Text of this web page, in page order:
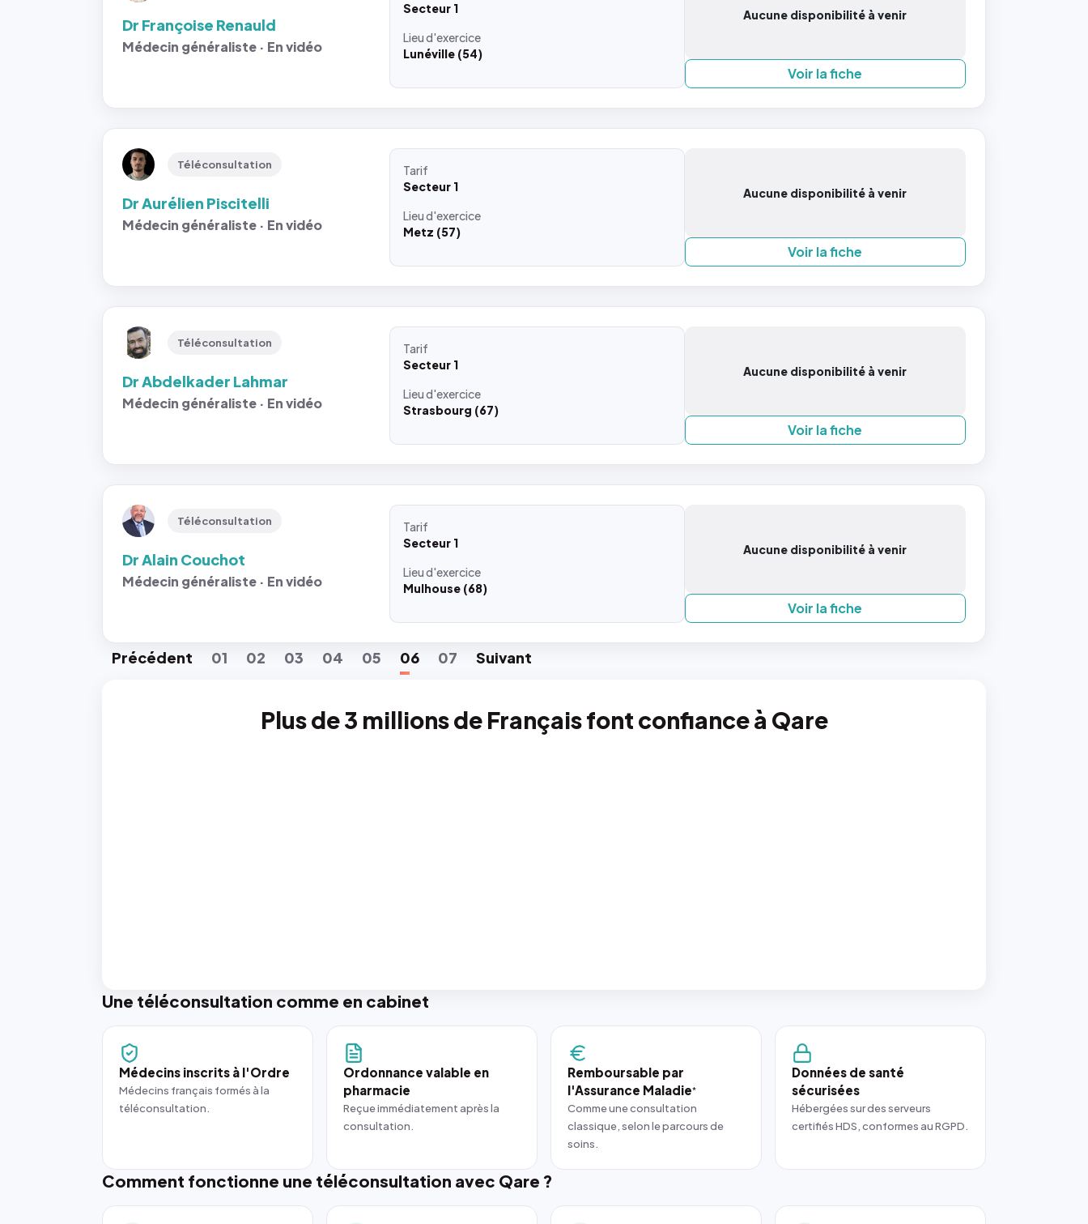
Dr Françoise Renauld
Médecin généraliste · En vidéo
Secteur 1
Lieud'exercice
Lunéville (54)
Aucune disponibilité à venir
Voir la fiche
Téléconsultation
Dr Aurélien Piscitelli
Médecin généraliste · En vidéo
Tarif
Secteur 1
Lieud'exercice
Metz (57)
Aucune disponibilité à venir
Voir la fiche
Téléconsultation
Dr Abdelkader Lahmar
Médecin généraliste · En vidéo
Tarif
Secteur 1
Lieud'exercice
Strasbourg (67)
Aucune disponibilité à venir
Voir la fiche
Téléconsultation
Dr Alain Couchot
Médecin généraliste · En vidéo
Tarif
Secteur 1
Lieud'exercice
Mulhouse (68)
Aucune disponibilité à venir
Voir la fiche
Précédent 01 02 03 04 05 06 07 Suivant
Plus de 3 millions de Français font confiance à Qare
Une téléconsultation comme en cabinet
Médecins inscrits à l'Ordre
Médecins français formés à la
téléconsultation.
Ordonnance valable en
pharmacie
Reçue immédiatement après la
consultation.
Remboursable par
l'Assurance Maladie*
Comme une consultation
classique, selon le parcours de
soins.
Données de santé
sécurisées
Hébergées sur des serveurs
certifiés HDS, conformes au RGPD.
Comment fonctionne une téléconsultation avec Qare ?